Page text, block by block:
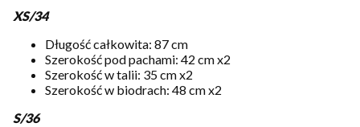
XS/34
Długość całkowita: 87 cm
Szerokość pod pachami: 42 cm x2
Szerokość w talii: 35 cm x2
Szerokość w biodrach: 48 cm x2
S/36